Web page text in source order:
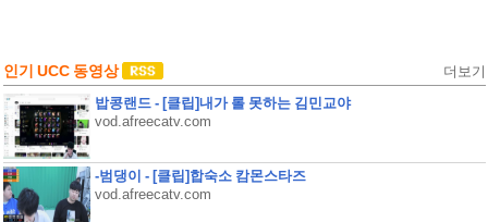
인기 UCC 동영상 더보기
밥콩랜드 - [클립]내가 롤 못하는 김민교야
vod.afreecatv.com
-범댕이 - [클립]합숙소 캄몬스타즈
vod.afreecatv.com